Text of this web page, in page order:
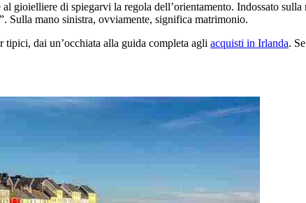
gioielliere di spiegarvi la regola dell’orientamento. Indossato
Sulla mano sinistra, ovviamente, significa matrimonio.
dai un’occhiata alla guida completa agli acquisti in Irlanda.